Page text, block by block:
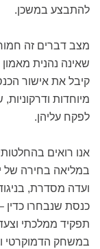
להתבצע במשכן.
מצב דברים זה
שאינה נהנית
קיבל את אישור
מיוחדות
לפקח עליהן.
אנו רואים
במליאה בחירה
כנסת שנבחרו
תפקיד ממלכתי
במשחק הדמוקרטי